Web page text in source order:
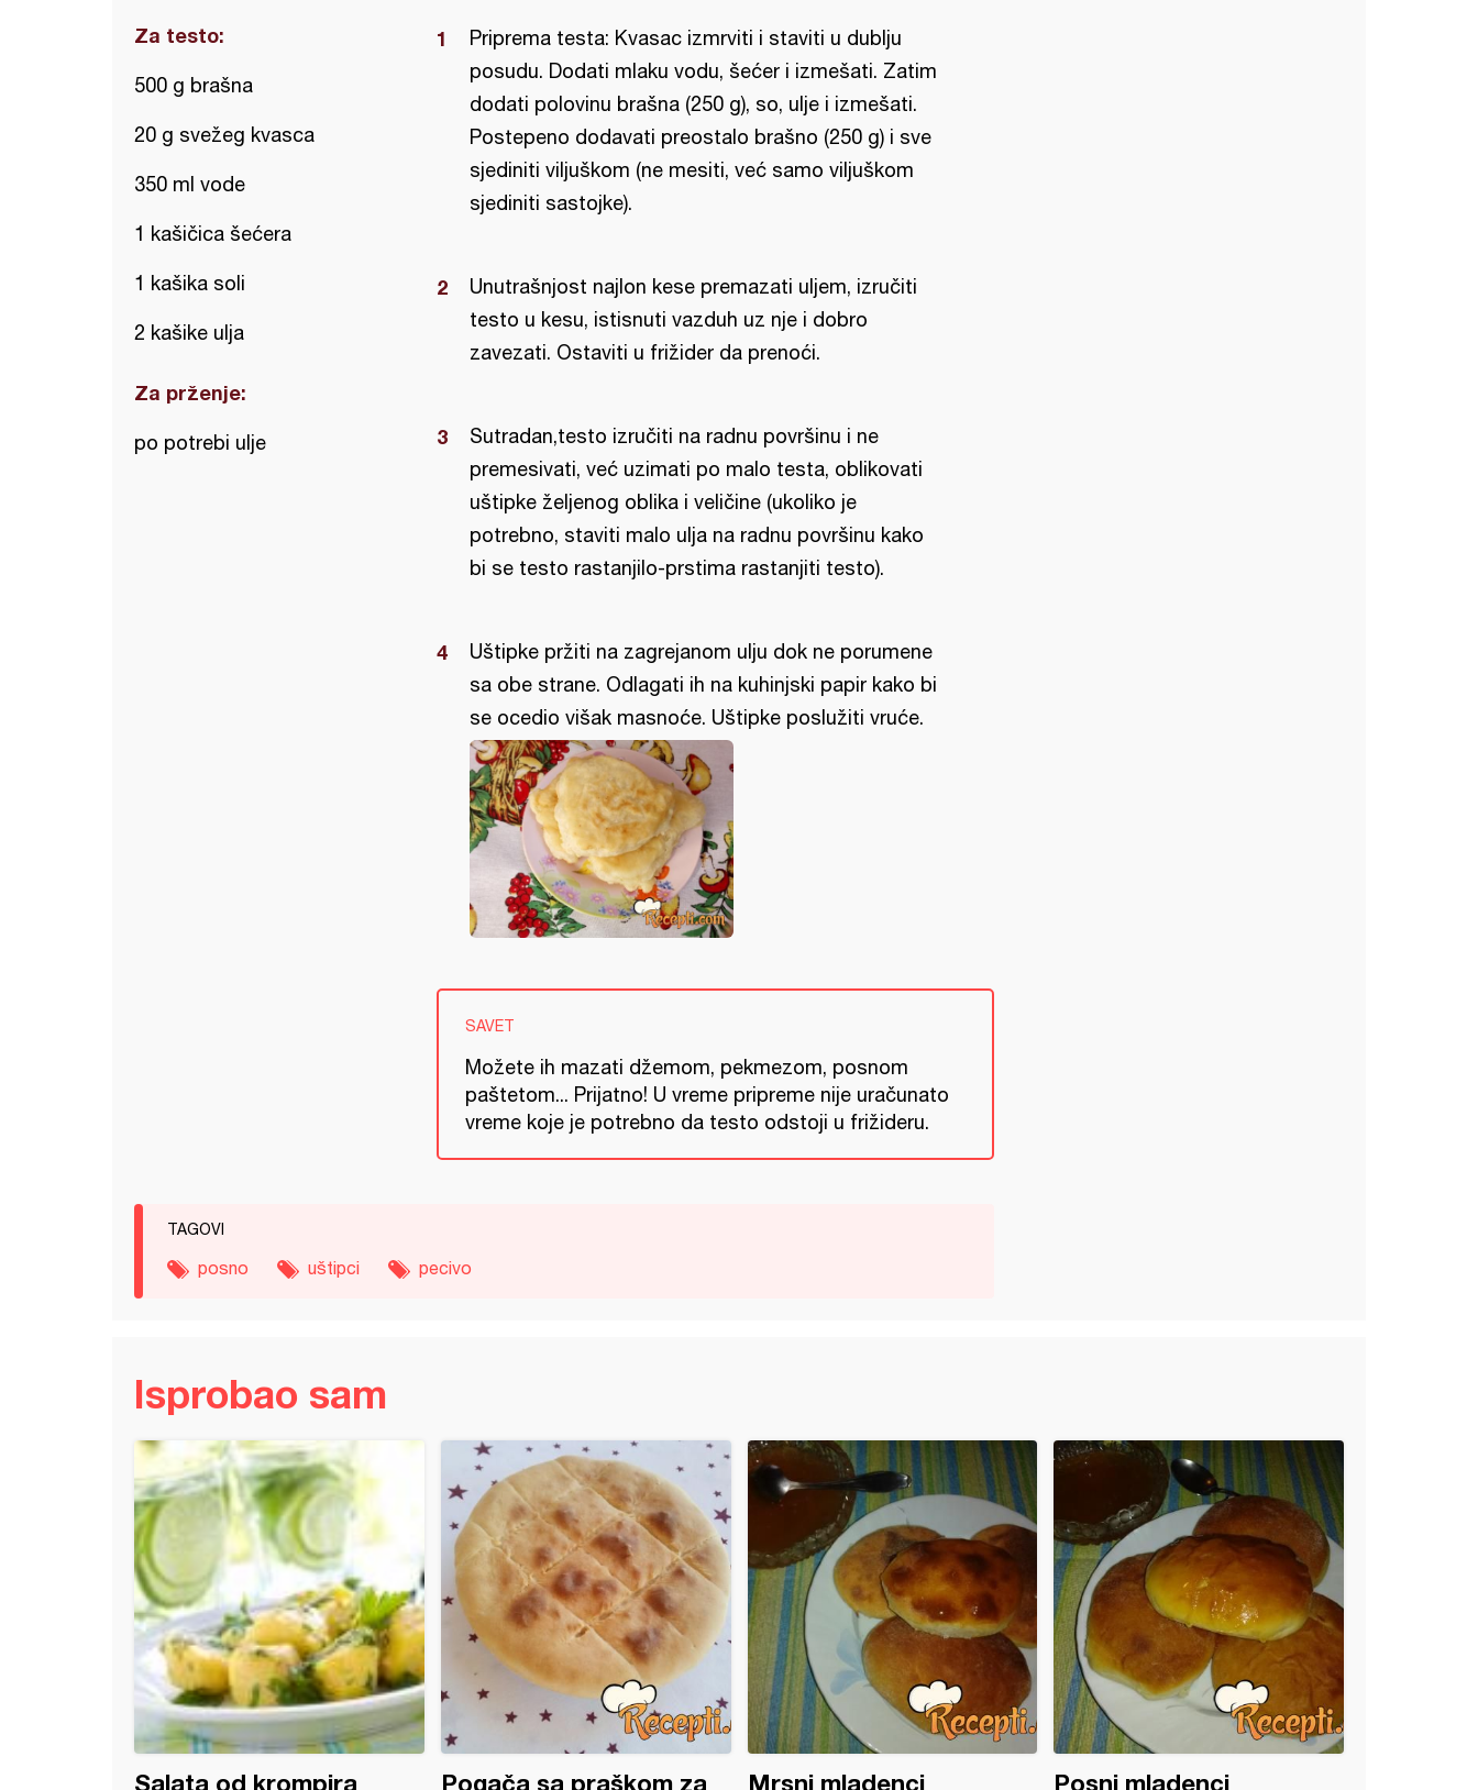
Za testo:
500 g brašna
20 g svežeg kvasca
350 ml vode
1 kašičica šećera
1 kašika soli
2 kašike ulja
Za prženje:
po potrebi ulje
Priprema testa: Kvasac izmrviti i staviti u dublju
posudu. Dodati mlaku vodu, šećer i izmešati. Zatim
dodati polovinu brašna (250 g), so, ulje i izmešati.
Postepeno dodavati preostalo brašno (250 g) i sve
sjediniti viljuškom (ne mesiti, već samo viljuškom
sjediniti sastojke).
Unutrašnjost najlon kese premazati uljem, izručiti
testo u kesu, istisnuti vazduh uz nje i dobro
zavezati. Ostaviti u frižider da prenoći.
Sutradan,testo izručiti na radnu površinu i ne
premesivati, već uzimati po malo testa, oblikovati
uštipke željenog oblika i veličine (ukoliko je
potrebno, staviti malo ulja na radnu površinu kako
bi se testo rastanjilo-prstima rastanjiti testo).
Uštipke pržiti na zagrejanom ulju dok ne porumene
sa obe strane. Odlagati ih na kuhinjski papir kako bi
se ocedio višak masnoće. Uštipke poslužiti vruće.
SAVET
Možete ih mazati džemom, pekmezom, posnom
paštetom... Prijatno! U vreme pripreme nije uračunato
vreme koje je potrebno da testo odstoji u frižideru.
TAGOVI
posno uštipci pecivo
Isprobao sam
Salata od krompira
Pogača sa praškom za
Mrsni mladenci Posni mladenci